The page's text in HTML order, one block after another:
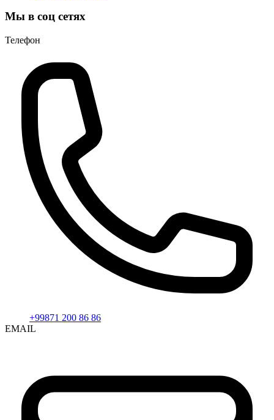
Мы в соц сетях
Телефон
+99871 200 86 86
EMAIL